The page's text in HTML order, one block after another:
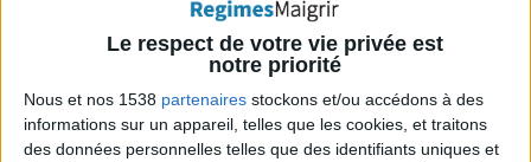
Le respect de votre vie privée est
notre priorité
Nous et nos 1538 partenaires stockons et/ou accédons à des
informations sur un appareil, telles que les cookies, et traitons
des données personnelles telles que des identifiants uniques et
mais plutôt l'anxiété de mon mari et ses paroles
pessimistes (du genre "Maintenant que je suis foutu,
tu vas aller voir ailleurs, et moi je vais rester tout
seul").